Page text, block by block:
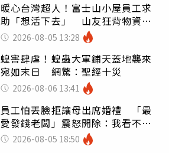
暖心台灣超人！富士山小屋員工求
助「想活下去」 山友狂背物資上
山：台灣真的是寶島
2026-08-05 13:28
蝗害肆虐！蝗蟲大軍鋪天蓋地襲來
宛如末日 網驚：聖經十災
2026-08-06 13:41
員工怕丟臉拒讓母出席婚禮 「最
愛發錢老闆」震怒開除：我看不起
你 2026-08-05 18:50